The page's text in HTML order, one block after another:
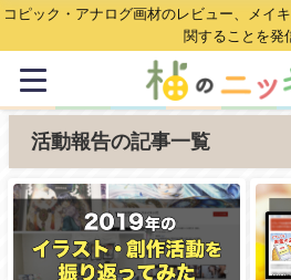
コピック・アナログ画材のレビュー、メイ
関することを発
活動報告の記事一覧